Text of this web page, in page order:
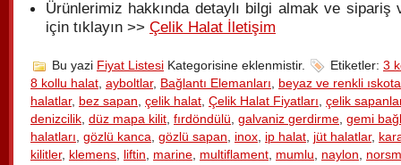
Ürünlerimiz hakkında detaylı bilgi almak ve sipariş
için tıklayın >> Çelik Halat İletişim
Bu yazi Fiyat Listesi Kategorisine eklenmistir. Etiketler: 3
8 kollu halat, ayboltlar, Bağlantı Elemanları, beyaz ve renkli ıskota
halatlar, bez sapan, çelik halat, Çelik Halat Fiyatları, çelik
denizcilik, düz mapa kilit, fırdöndülü, galvaniz gerdirme, gemi
halatları, gözlü kanca, gözlü sapan, inox, ip halat, jüt halatlar,
kilitler, klemens, liftin, marine, multiflament, mumlu, naylon,